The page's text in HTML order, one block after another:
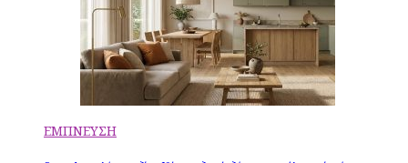
ΕΜΠΝΕΥΣΗ